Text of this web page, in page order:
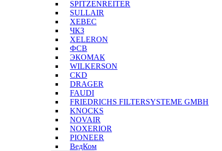
SPITZENREITER
SULLAIR
XEBEC
ЧКЗ
XELERON
ФСВ
ЭКОМАК
WILKERSON
CKD
DRAGER
FAUDI
FRIEDRICHS FILTERSYSTEME GMBH
KNOCKS
NOVAIR
NOXERIOR
PIONEER
ВедКом